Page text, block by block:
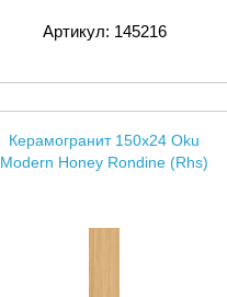
Артикул: 145216
Керамогранит 150x24 Oku
Modern Honey Rondine (Rhs)